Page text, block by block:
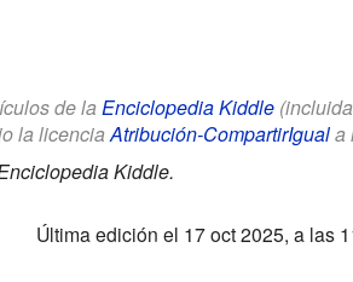
de la Enciclopedia Kiddle
la licenciaAtribución-CompartirIguala
Kiddle.
Última edición el 17 oct 2025, a las